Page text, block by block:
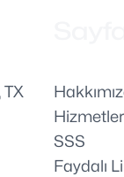
SSS
Faydalı